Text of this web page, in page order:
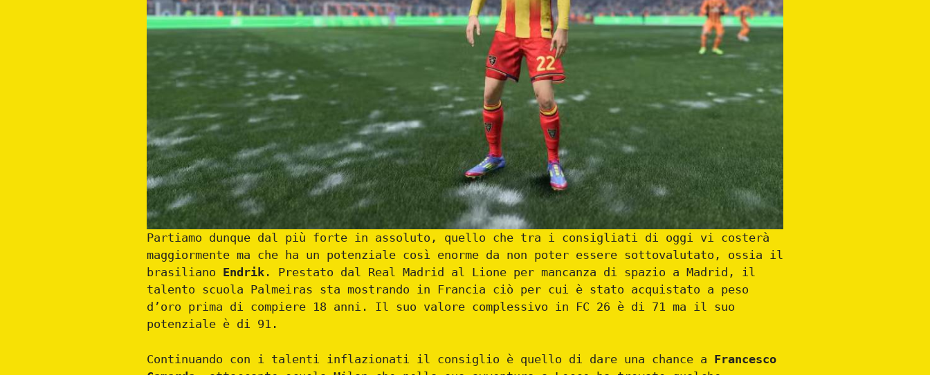
Partiamo dunque dal più forte in assoluto, quello che tra i consigliati di oggi vi costerà
maggiormente ma che ha un potenziale così enorme da non poter essere sottovalutato, ossia il
brasiliano Endrik . Prestato dal Real Madrid al Lione per mancanza di spazio a Madrid, il
talento scuola Palmeiras sta mostrando in Francia ciò per cui è stato acquistato a peso
d’oro prima di compiere 18 anni. Il suo valore complessivo in FC 26 è di 71 ma il suo
potenziale è di 91.
Continuando con i talenti inflazionati il consiglio è quello di dare una chance a Francesco